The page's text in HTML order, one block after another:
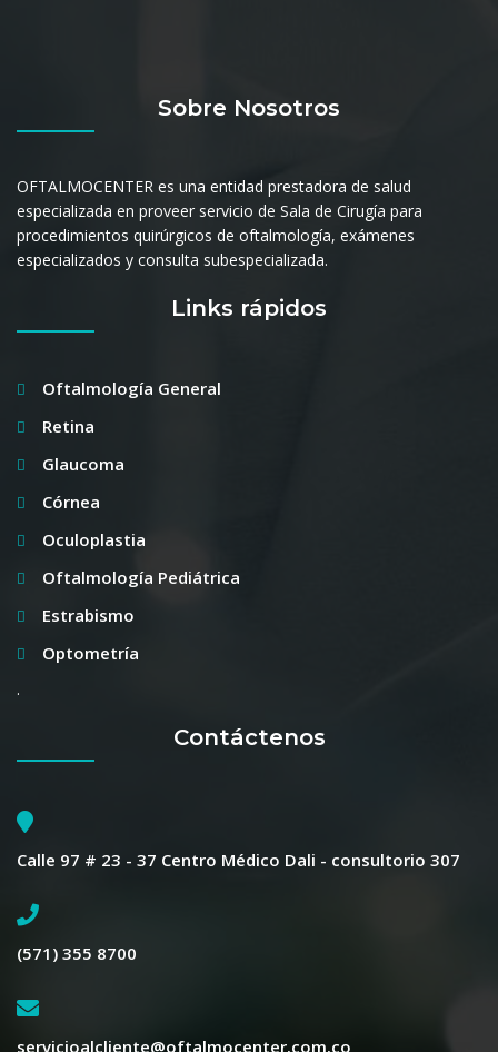
Sobre Nosotros
OFTALMOCENTER es una entidad prestadora de salud
especializada en proveer servicio de Sala de Cirugía para
procedimientos quirúrgicos de oftalmología, exámenes
especializados y consulta subespecializada.
Links rápidos
Oftalmología General
Retina
Glaucoma
Córnea
Oculoplastia
Oftalmología Pediátrica
Estrabismo
Optometría
.
Contáctenos
Calle 97 # 23 - 37 Centro Médico Dali - consultorio 307
(571) 355 8700
servicioalcliente@oftalmocenter.com.co